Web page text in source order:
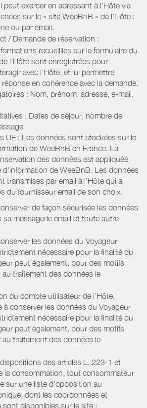
peut exercer en adressant à l’Hôte via
sur le « site WeeBnB » de l’Hôte :
ou par email.
/ Demande de réservation :
recueillies sur le formulaire du
l’Hôte sont enregistrées pour
avec l’Hôte, et lui permettre
réponse en cohérence avec la demande.
: Nom, prénom, adresse, e-mail,
: Dates de séjour, nombre de
UE : Les données sont stockées sur le
de WeeBnB en France. La
des données est appliquée
d’information de WeeBnB. Les données
transmises par email à l’Hôte qui a
du fournisseur email de son choix.
de façon sécurisée les données
sa messagerie email et toute autre
les données du Voyageur
nécessaire pour la finalité du
peut également, pour des motifs
au traitement des données le
du compte utilisateur de l’Hôte,
à conserver les données du Voyageur
nécessaire pour la finalité du
peut également, pour des motifs
au traitement des données le
des articles L. 223-1 et
la consommation, tout consommateur
sur une liste d'opposition au
dont les coordonnées et
sont disponibles sur le site :